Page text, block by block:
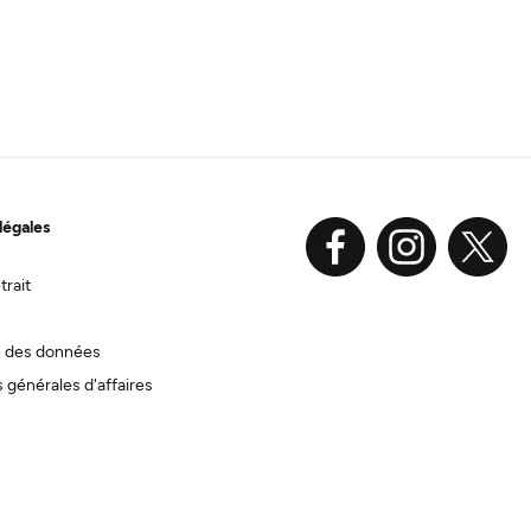
données
générales d'affaires